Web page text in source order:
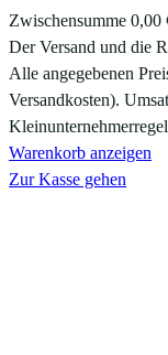
Produkte
im
Warenkorb
Zwischensumme 0,00
Der Versand und die
Alle angegebenen
Versandkosten).
Warenkorb anzeigen
Zur Kasse gehen